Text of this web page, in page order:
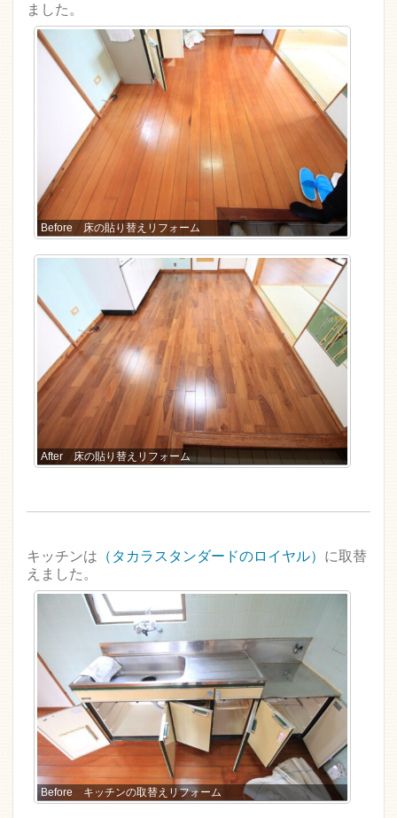
ました。
Before 床の貼り替えリフォーム
After 床の貼り替えリフォーム
キッチンは （タカラスタンダードのロイヤル） に取替
えました。
Before キッチンの取替えリフォーム